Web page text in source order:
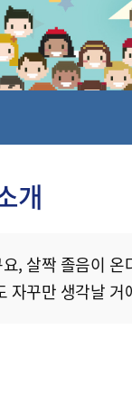
개
, 살짝 졸음이
자꾸만 생각날